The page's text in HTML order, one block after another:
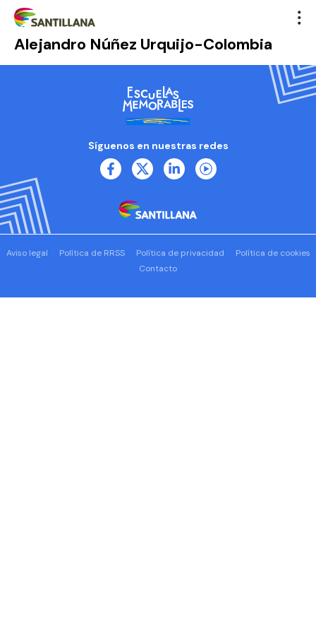
Alejandro Núñez Urquijo-Colombia
Síguenos en nuestras redes
Aviso legal Política de RRSS Política de privacidad
Política de cookies
Contacto